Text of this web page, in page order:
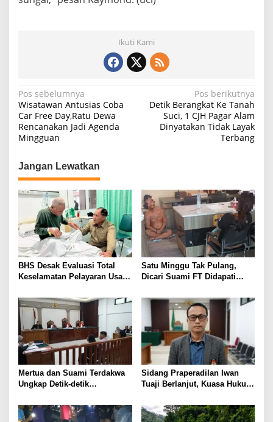
Ikuti Kami
N
a
v
g
a
s
p
o
s
Pos sebelumnya
Wisatawan Antusias Coba
Car Free Day,Ratu Dewa
Rencanakan Jadi Agenda
Mingguan
Pos berikutnya
Detik Berangkat Ke Tanah
Suci, 1 CJH Pagar Alam
Dinyatakan Tidak Layak
Terbang
Jangan Lewatkan
BHS Desak Evaluasi Total
Keselamatan Pelayaran Usai
Sentosa 2
Satu Minggu Tak Pulang,
Dicari Suami FT Didapati
Mertua dan Suami Terdakwa
Ungkap Detik-detik
Asep di Kertapati
Sidang Praperadilan Iwan
Tuaji Berlanjut, Kuasa Hukum
Penggeledahan